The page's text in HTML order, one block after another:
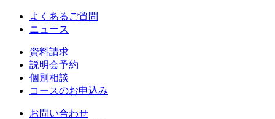
よくあるご質問
ニュース
資料請求
説明会予約
個別相談
コースのお申込み
お問い合わせ